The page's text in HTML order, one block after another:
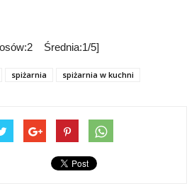
Średnia:1/5]
spiżarnia spiżarnia w kuchni